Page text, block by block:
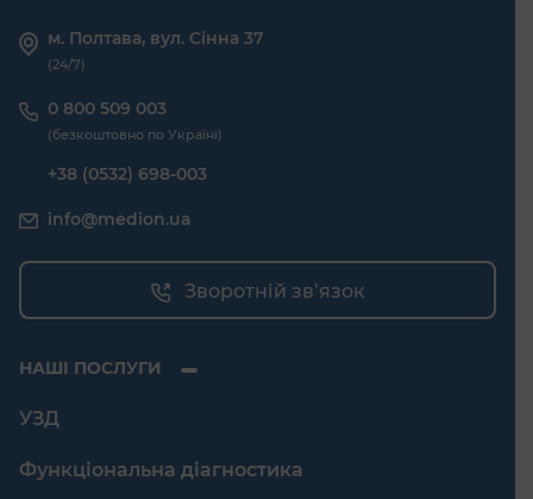
м. Полтава, вул. Сінна 37
(24/7)
0 800 509 003
(безкоштовно по Україні)
+38 (0532) 698-003
info@medion.ua
Зворотній зв’язок
НАШІ ПОСЛУГИ
УЗД
Функціональна діагностика